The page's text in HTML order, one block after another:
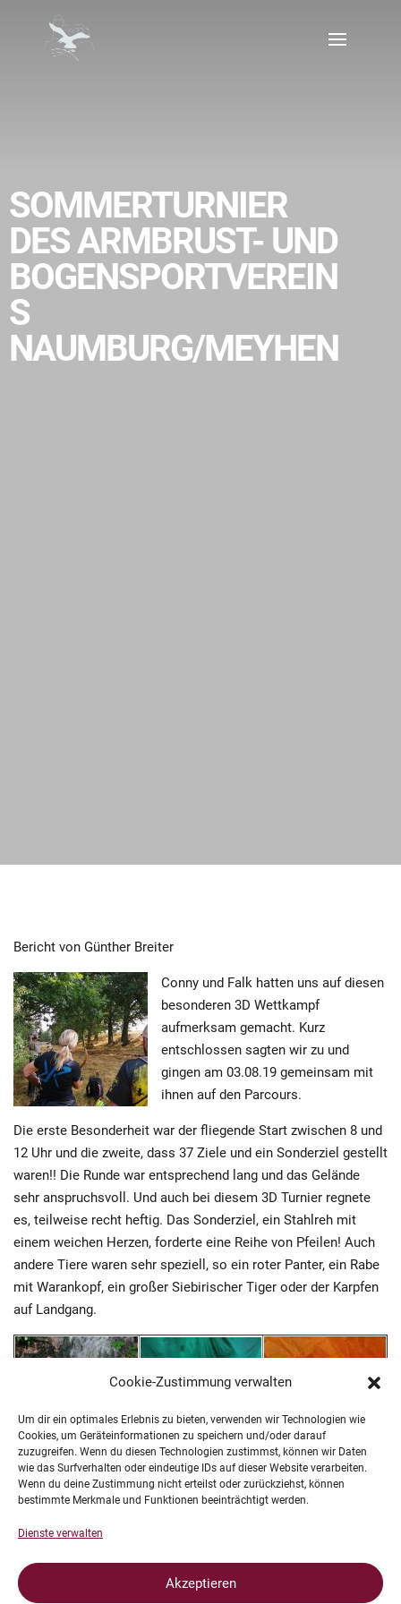
Cookie-Zustimmung verwalten
Um dir ein optimales Erlebnis zu bieten, verwenden wir Technologien wie
Cookies, um Geräteinformationen zu speichern und/oder darauf
zuzugreifen. Wenn du diesen Technologien zustimmst, können wir Daten
wie das Surfverhalten oder eindeutige IDs auf dieser Website verarbeiten.
Wenn du deine Zustimmung nicht erteilst oder zurückziehst, können
bestimmte Merkmale und Funktionen beeinträchtigt werden.
Dienste verwalten
Akzeptieren
SOMMERTURNIER
DES ARMBRUST- UND
BOGENSPORTVEREIN
S
NAUMBURG/MEYHEN
Bericht von Günther Breiter
Conny und Falk hatten uns auf diesen
besonderen 3D Wettkampf
aufmerksam gemacht. Kurz
entschlossen sagten wir zu und
gingen am 03.08.19 gemeinsam mit
ihnen auf den Parcours.
Die erste Besonderheit war der fliegende Start zwischen 8 und
12 Uhr und die zweite, dass 37 Ziele und ein Sonderziel gestellt
waren!! Die Runde war entsprechend lang und das Gelände
sehr anspruchsvoll. Und auch bei diesem 3D Turnier regnete
es, teilweise recht heftig. Das Sonderziel, ein Stahlreh mit
einem weichen Herzen, forderte eine Reihe von Pfeilen! Auch
andere Tiere waren sehr speziell, so ein roter Panter, ein Rabe
mit Warankopf, ein großer Siebirischer Tiger oder der Karpfen
auf Landgang.
Immerhin, es war für die Chembows ein erfolgreicher Tag.
Conny und Agnes haben in ihren Bogenklassen die
beeindruckenden Punktzahl den 2. Platz bei den Herren.